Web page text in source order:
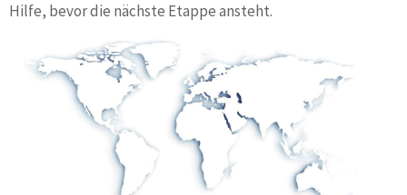
Hilfe, bevor die nächste Etappe ansteht.